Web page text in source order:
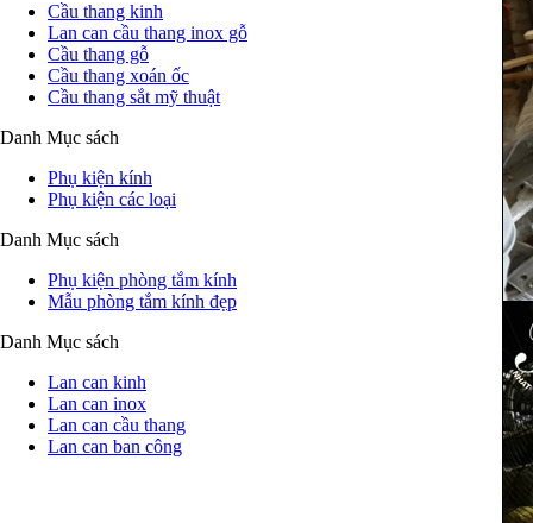
Cầu thang kinh
Lan can cầu thang inox gỗ
Cầu thang gỗ
Cầu thang xoán ốc
Cầu thang sắt mỹ thuật
Danh Mục sách
Phụ kiện kính
Phụ kiện các loại
Danh Mục sách
Phụ kiện phòng tắm kính
Mẫu phòng tắm kính đẹp
Danh Mục sách
Lan can kinh
Lan can inox
Lan can cầu thang
Lan can ban công